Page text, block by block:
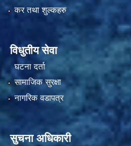
कर तथा शुल्कहरु
विधुतीय सेवा
घटना दर्ता
सामाजिक सुरक्षा
नागरिक वडापत्र
सुचना अधिकारी